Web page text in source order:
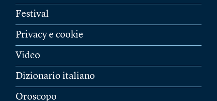
Festival
Privacy e cookie
Video
Dizionario italiano
Oroscopo